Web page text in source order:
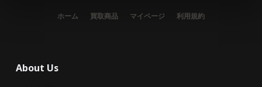
ホーム 買取商品 マイページ 利用規約
About Us